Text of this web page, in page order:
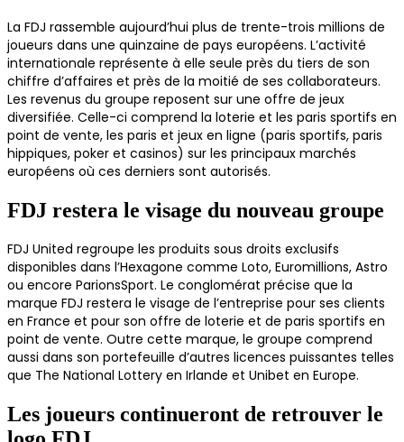
La FDJ rassemble aujourd’hui plus de trente-trois millions de
joueurs dans une quinzaine de pays européens. L’activité
internationale représente à elle seule près du tiers de son
chiffre d’affaires et près de la moitié de ses collaborateurs.
Les revenus du groupe reposent sur une offre de jeux
diversifiée. Celle-ci comprend la loterie et les paris sportifs en
point de vente, les paris et jeux en ligne (paris sportifs, paris
hippiques, poker et casinos) sur les principaux marchés
européens où ces derniers sont autorisés.
FDJ restera le visage du nouveau groupe
FDJ United regroupe les produits sous droits exclusifs
disponibles dans l’Hexagone comme Loto, Euromillions, Astro
ou encore ParionsSport. Le conglomérat précise que la
marque FDJ restera le visage de l’entreprise pour ses clients
en France et pour son offre de loterie et de paris sportifs en
point de vente. Outre cette marque, le groupe comprend
aussi dans son portefeuille d’autres licences puissantes telles
que The National Lottery en Irlande et Unibet en Europe.
Les joueurs continueront de retrouver le